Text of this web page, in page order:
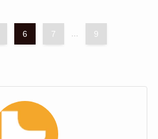
6 7 9